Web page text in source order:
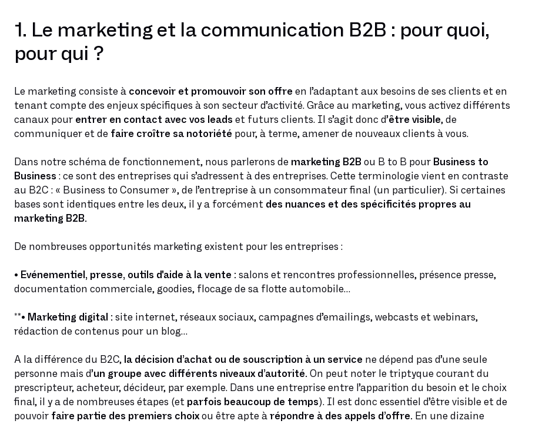
1. Le marketing et la communication B2B : pour quoi,
pour qui ?
Le marketing consiste à concevoir et promouvoir son offre en l’adaptant aux besoins de ses clients et en
tenant compte des enjeux spécifiques à son secteur d’activité. Grâce au marketing, vous activez différents
canaux pour entrer en contact avec vos leads et futurs clients. Il s’agit donc d’être visible, de
communiquer et de faire croître sa notoriété pour, à terme, amener de nouveaux clients à vous.
Dans notre schéma de fonctionnement, nous parlerons de marketing B2B ou B to B pour Business to
Business : ce sont des entreprises qui s’adressent à des entreprises. Cette terminologie vient en contraste
au B2C : « Business to Consumer », de l’entreprise à un consommateur final (un particulier). Si certaines
bases sont identiques entre les deux, il y a forcément des nuances et des spécificités propres au
marketing B2B.
De nombreuses opportunités marketing existent pour les entreprises :
• Evénementiel, presse, outils d'aide à la vente : salons et rencontres professionnelles, présence presse,
documentation commerciale, goodies, flocage de sa flotte automobile…
**• Marketing digital : site internet, réseaux sociaux, campagnes d’emailings, webcasts et webinars,
rédaction de contenus pour un blog…
A la différence du B2C, la décision d’achat ou de souscription à un service ne dépend pas d’une seule
personne mais d’un groupe avec différents niveaux d’autorité. On peut noter le triptyque courant du
prescripteur, acheteur, décideur, par exemple. Dans une entreprise entre l’apparition du besoin et le choix
final, il y a de nombreuses étapes (et parfois beaucoup de temps). Il est donc essentiel d’être visible et de
pouvoir faire partie des premiers choix ou être apte à répondre à des appels d’offre. En une dizaine